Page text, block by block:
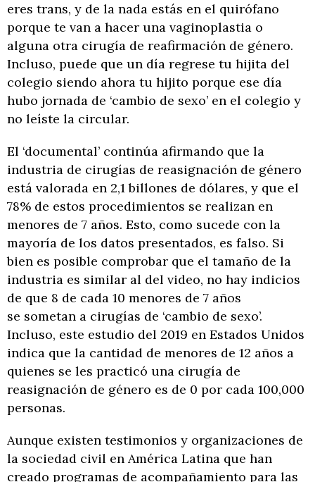
eres trans, y de la nada estás en el quirófano
porque te van a hacer una vaginoplastia o
alguna otra cirugía de reafirmación de género.
Incluso, puede que un día regrese tu hijita del
colegio siendo ahora tu hijito porque ese día
hubo jornada de ‘cambio de sexo’ en el colegio y
no leíste la circular.
El ‘documental’ continúa afirmando que la
industria de cirugías de reasignación de género
está valorada en 2,1 billones de dólares, y que el
78% de estos procedimientos se realizan en
menores de 7 años. Esto, como sucede con la
mayoría de los datos presentados, es falso. Si
bien es posible comprobar que el tamaño de la
industria es similar al del video, no hay indicios
de que 8 de cada 10 menores de 7 años
se sometan a cirugías de ‘cambio de sexo’.
Incluso, este estudio del 2019 en Estados Unidos
indica que la cantidad de menores de 12 años a
quienes se les practicó una cirugía de
reasignación de género es de 0 por cada 100,000
personas.
Aunque existen testimonios y organizaciones de
la sociedad civil en América Latina que han
creado programas de acompañamiento para las